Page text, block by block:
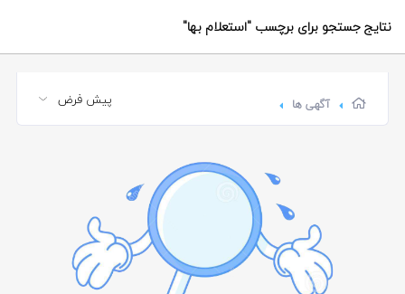
نتایج جستجو برای برچسب "استعلام بها"
آگهی ها